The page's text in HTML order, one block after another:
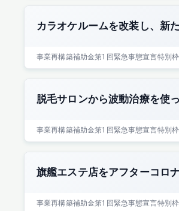
カラオケルームを改装し、新
事業再構築補助金第1回緊急事態宣言特別枠
脱毛サロンから波動治療を使
事業再構築補助金第1回緊急事態宣言特別枠
旗艦エステ店をアフターコロ
事業再構築補助金第1回緊急事態宣言特別枠